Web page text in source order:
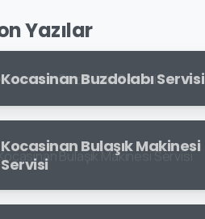
Yazılar
Kocasinan Buzdolabı Servisi
Kocasinan Bulaşık Makinesi
Servisi